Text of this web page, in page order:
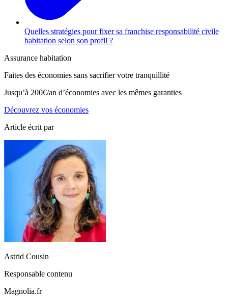
Quelles stratégies pour fixer sa franchise responsabilité civile
habitation selon son profil ?
Assurance habitation
Faites des économies sans sacrifier votre tranquillité
Jusqu’à 200€/an d’économies avec les mêmes garanties
Découvrez vos économies
Article écrit par
Astrid Cousin
Responsable contenu
Magnolia.fr